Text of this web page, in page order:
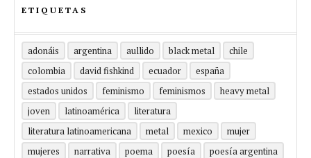
ETIQUETAS
adonáis argentina aullido black metal
chile
colombia
david fishkind ecuador
españa
estados unidos
feminismo feminismos
heavy metal
joven
latinoamérica
literatura
literatura latinoamericana
metal mexico
mujer
mujeres
narrativa poema poesía
poesía argentina